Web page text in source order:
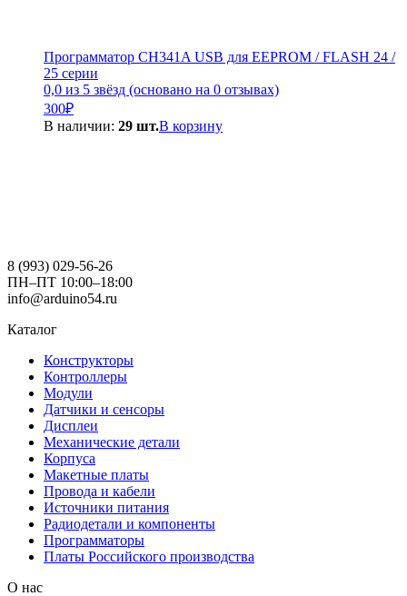
Программатор CH341A USB для EEPROM / FLASH 24 /
25 серии
0,0 из 5 звёзд (основано на 0 отзывах)
300₽
В наличии: 29 шт.В корзину
8 (993) 029-56-26
ПН–ПТ 10:00–18:00
info@arduino54.ru
Каталог
Конструкторы
Контроллеры
Модули
Датчики и сенсоры
Дисплеи
Механические детали
Корпуса
Макетные платы
Провода и кабели
Источники питания
Радиодетали и компоненты
Программаторы
Платы Российского производства
О нас